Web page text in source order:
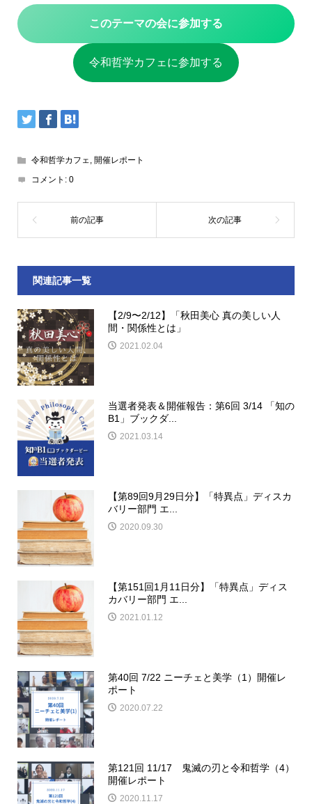
このテーマの会に参加する
令和哲学カフェに参加する
令和哲学カフェ, 開催レポート
コメント: 0
関連記事一覧
【2/9〜2/12】「秋田美心 真の美しい人
間・関係性とは」
2021.02.04
当選者発表＆開催報告：第6回 3/14 「知の
B1」ブックダ...
2021.03.14
【第89回9月29日分】「特異点」ディスカ
バリー部門 エ...
2020.09.30
【第151回1月11日分】「特異点」ディス
カバリー部門 エ...
2021.01.12
第40回 7/22 ニーチェと美学（1）開催レ
ポート
2020.07.22
第121回 11/17 鬼滅の刃と令和哲学（4）
開催レポート
2020.11.17